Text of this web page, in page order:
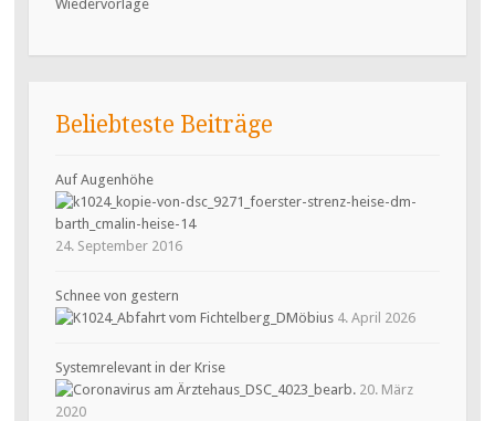
Wiedervorlage
Beliebteste Beiträge
Auf Augenhöhe
24. September 2016
Schnee von gestern
4. April 2026
Systemrelevant in der Krise
20. März
2020